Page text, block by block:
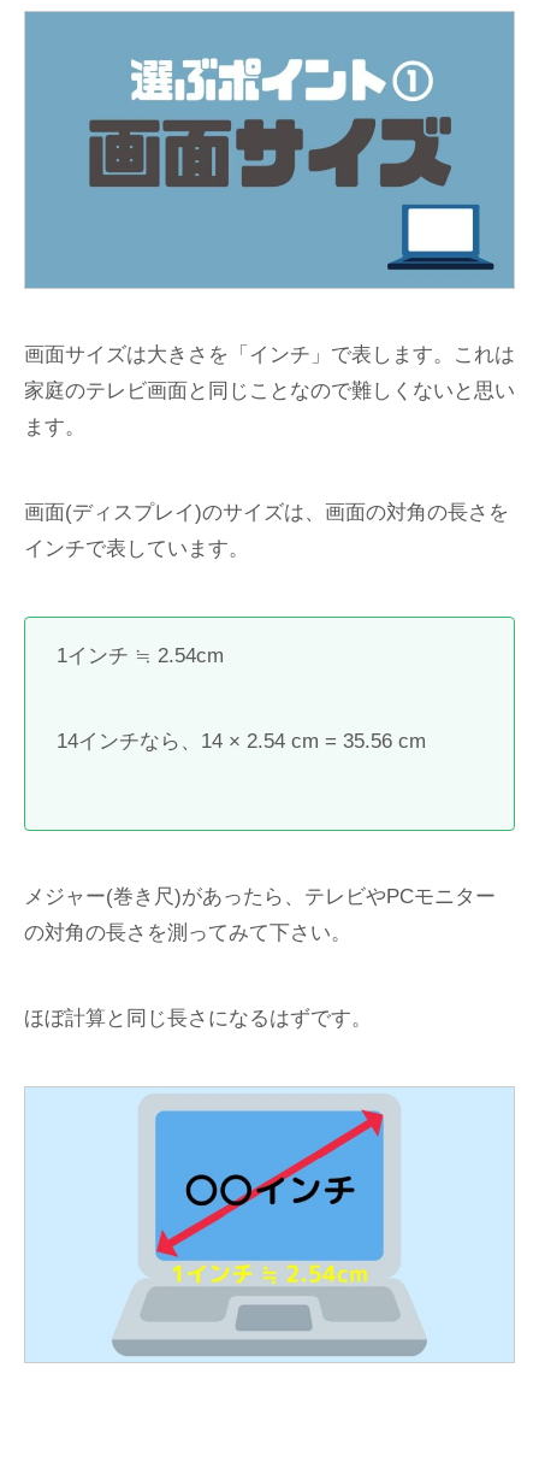
画面サイズは大きさを「インチ」で表します。これは
家庭のテレビ画面と同じことなので難しくないと思い
ます。
画面(ディスプレイ)のサイズは、画面の対角の長さを
インチで表しています。
1インチ ≒ 2.54cm
14インチなら、14 × 2.54 cm = 35.56 cm
メジャー(巻き尺)があったら、テレビやPCモニター
の対角の長さを測ってみて下さい。
ほぼ計算と同じ長さになるはずです。